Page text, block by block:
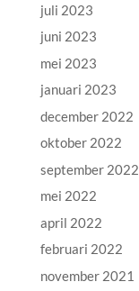
juli 2023
juni 2023
mei 2023
januari 2023
december 2022
oktober 2022
september 2022
mei 2022
april 2022
februari 2022
november 2021